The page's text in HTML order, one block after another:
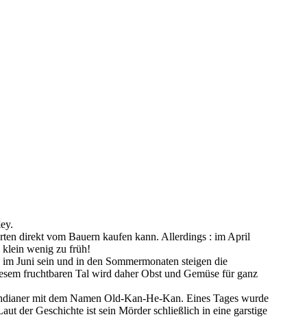
direkt vom Bauern kaufen kann. Allerdings : im April
klein wenig zu früh!
Juni sein und in den Sommermonaten steigen die
fruchtbaren Tal wird daher Obst und Gemüse für ganz
mit dem Namen Old-Kan-He-Kan. Eines Tages wurde
der Geschichte ist sein Mörder schließlich in eine garstige